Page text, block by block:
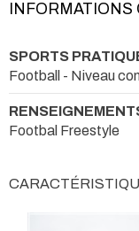
SPORTS
Football - Niveau
Footbal Freestyle